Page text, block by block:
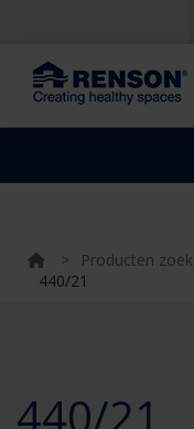
> Producten
440/21
440/21